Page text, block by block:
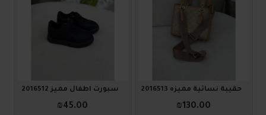
حقيبة نسائية مميزه 2016513
₪130.00
سبورت أطفال مميز 2016512
₪45.00